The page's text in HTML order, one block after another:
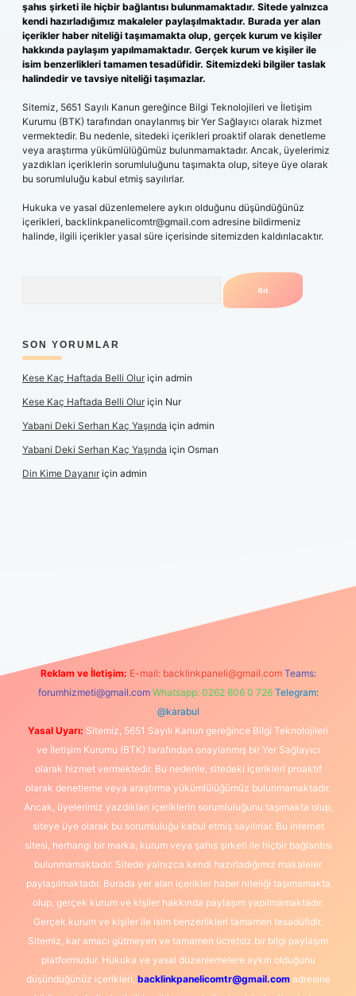
şahıs şirketi ile hiçbir bağlantısı bulunmamaktadır. Sitede yalnızca
kendi hazırladığımız makaleler paylaşılmaktadır. Burada yer alan
içerikler haber niteliği taşımamakta olup, gerçek kurum ve kişiler
hakkında paylaşım yapılmamaktadır. Gerçek kurum ve kişiler ile
isim benzerlikleri tamamen tesadüfidir. Sitemizdeki bilgiler taslak
halindedir ve tavsiye niteliği taşımazlar.
Sitemiz, 5651 Sayılı Kanun gereğince Bilgi Teknolojileri ve İletişim
Kurumu (BTK) tarafından onaylanmış bir Yer Sağlayıcı olarak hizmet
vermektedir. Bu nedenle, sitedeki içerikleri proaktif olarak denetleme
veya araştırma yükümlülüğümüz bulunmamaktadır. Ancak, üyelerimiz
yazdıkları içeriklerin sorumluluğunu taşımakta olup, siteye üye olarak
bu sorumluluğu kabul etmiş sayılırlar.
Hukuka ve yasal düzenlemelere aykırı olduğunu düşündüğünüz
içerikleri, backlinkpanelicomtr@gmail.com adresine bildirmeniz
halinde, ilgili içerikler yasal süre içerisinde sitemizden kaldırılacaktır.
SON YORUMLAR
Kese Kaç Haftada Belli Oluriçin admin
Kese Kaç Haftada Belli Oluriçin Nur
Yabani Deki Serhan Kaç Yaşında için admin
Yabani Deki Serhan Kaç Yaşında için Osman
Din Kime Dayanıriçin admin
Reklam ve İletişim: E-mail: backlinkpaneli@gmail.com Teams:
forumhizmeti@gmail.com Whatsapp: 0262 606 0 726 Telegram:
@karabul
Yasal Uyarı: Sitemiz, 5651 Sayılı Kanun gereğince Bilgi Teknolojileri
ve İletişim Kurumu (BTK) tarafından onaylanmış bir Yer Sağlayıcı
olarak hizmet vermektedir. Bu nedenle, sitedeki içerikleri proaktif
olarak denetleme veya araştırma yükümlülüğümüz bulunmamaktadır.
Ancak, üyelerimiz yazdıkları içeriklerin sorumluluğunu taşımakta olup,
siteye üye olarak bu sorumluluğu kabul etmiş sayılırlar. Bu internet
sitesi, herhangi bir marka, kurum veya şahıs şirketi ile hiçbir bağlantısı
bulunmamaktadır. Sitede yalnızca kendi hazırladığımız makaleler
paylaşılmaktadır. Burada yer alan içerikler haber niteliği taşımamakta
olup, gerçek kurum ve kişiler hakkında paylaşım yapılmamaktadır.
Gerçek kurum ve kişiler ile isim benzerlikleri tamamen tesadüfidir.
Sitemiz, kar amacı gütmeyen ve tamamen ücretsiz bir bilgi paylaşım
platformudur. Hukuka ve yasal düzenlemelere aykırı olduğunu
düşündüğünüz içerikleri, backlinkpanelicomtr@gmail.comadresine